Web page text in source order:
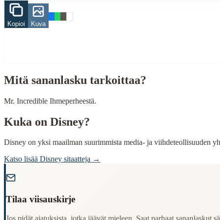
Finding Finnish proverbs about specific topics
Understanding Finnish cultural wisdom
Language:Finnish (suomi)
Origin:Finland
Kopioi Kuva
Mitä sananlasku tarkoittaa?
Mr. Incredible Ihmeperheestä.
Kuka on Disney?
Disney on yksi maailman suurimmista media- ja viihdeteollisuuden
Katso lisää Disney sitaatteja →
Tilaa viisauskirje
Jos pidät ajatuksista, jotka jäävät mieleen. Saat parhaat